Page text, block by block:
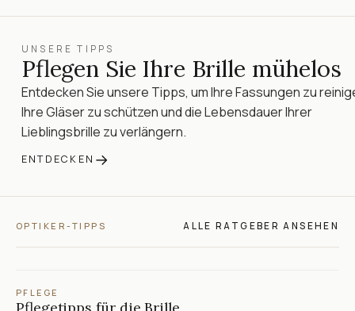
UNSERE TIPPS
Pflegen Sie Ihre Brille mühelos
Entdecken Sie unsere Tipps, um Ihre Fassungen zu
Ihre Gläser zu schützen und die Lebensdauer Ihrer
Lieblingsbrille zu verlängern.
ENTDECKEN →
OPTIKER-TIPPS ALLE RATGEBER ANSEHEN
PFLEGE
Pflegetipps für die Brille